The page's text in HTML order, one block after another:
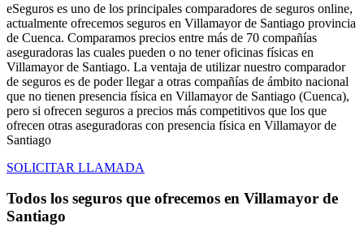
eSeguros es uno de los principales comparadores de seguros online,
actualmente ofrecemos seguros en Villamayor de Santiago provincia
de Cuenca. Comparamos precios entre más de 70 compañías
aseguradoras las cuales pueden o no tener oficinas físicas en
Villamayor de Santiago. La ventaja de utilizar nuestro comparador
de seguros es de poder llegar a otras compañías de ámbito nacional
que no tienen presencia física en Villamayor de Santiago (Cuenca),
pero si ofrecen seguros a precios más competitivos que los que
ofrecen otras aseguradoras con presencia física en Villamayor de
Santiago
SOLICITAR LLAMADA
Todos los seguros que ofrecemos en Villamayor de
Santiago